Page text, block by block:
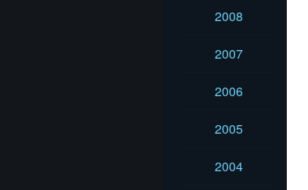
2008
2007
2006
2005
2004